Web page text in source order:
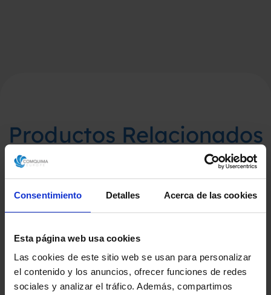
Consentimiento Detalles Acerca de las cookies
Esta página web usa cookies
Las cookies de este sitio web se usan para personalizar
el contenido y los anuncios, ofrecer funciones de redes
sociales y analizar el tráfico. Además, compartimos
Productos Relacionados